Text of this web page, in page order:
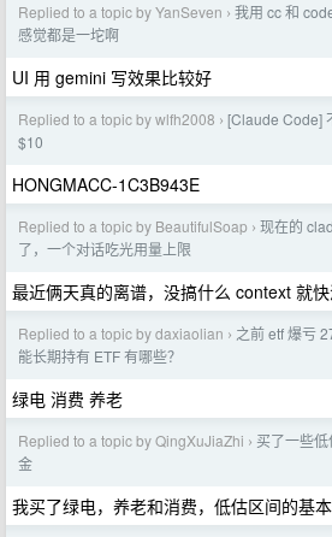
Replied to a topic by YanSeven › 我用 cc 和
感觉都是一坨啊
UI 用 gemini 写效果比较好
Replied to a topic by wlfh2008 › [Claude Code]
$10
HONGMACC-1C3B943E
Replied to a topic by BeautifulSoap › 现在的
了，一个对话吃光用量上限
最近俩天真的离谱，没搞什么 context 就快
Replied to a topic by daxiaolian › 之前 etf 爆亏
能长期持有 ETF 有哪些？
绿电 消费 养老
Replied to a topic by QingXuJiaZhi › 买了一些
金
我买了绿电，养老和消费，低估区间的基本